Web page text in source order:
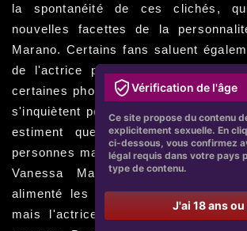
la spontanéité de ces clichés,
nouvelles facettes de la
Marano. Certains fans saluent
de l'actrice pour avoir osé poser
certaines photos candides.
s'inquiètent pour la vie privée de
estiment que ces photos
personnes malveillantes. Enfin, les
Vanessa Marano et certains
alimenté les discussions sur les
mais l'actrice n'a jamais confirmé
Vérification de l'âge
Ce site propose du contenu
explicitement sexuelle. En
ci-dessous, vous confirmez
légal requis dans votre pays
type de contenu.
J'ai 18 ans